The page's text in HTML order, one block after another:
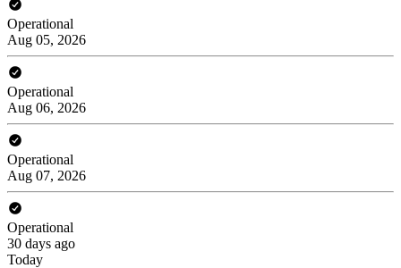
Operational
Aug 05, 2026
Operational
Aug 06, 2026
Operational
Aug 07, 2026
Operational
30 days ago
Today